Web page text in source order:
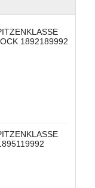
1892189992